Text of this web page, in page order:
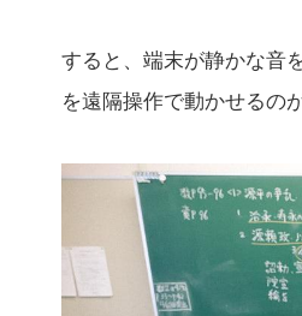
すると、端末が静かな音
を遠隔操作で動かせるの